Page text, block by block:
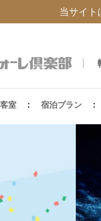
当サイト
客室 宿泊プラン